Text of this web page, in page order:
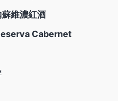
維濃紅酒
Cabernet